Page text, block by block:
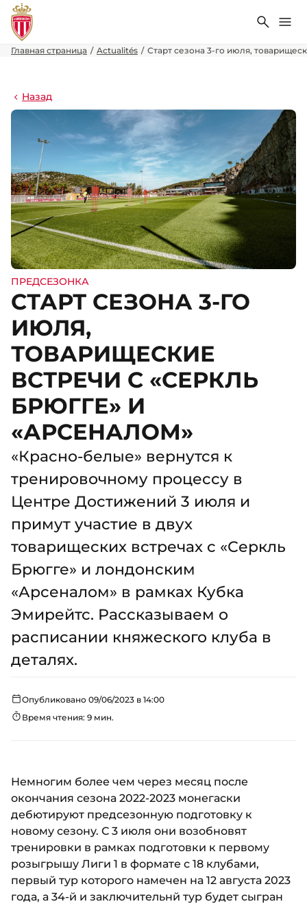
Поиск
Главная страница Actualités Старт сезона 3-го июля,
Назад
ПРЕДСЕЗОНКА
СТАРТ СЕЗОНА 3-ГО
ИЮЛЯ,
ТОВАРИЩЕСКИЕ
ВСТРЕЧИ С «СЕРКЛЬ
БРЮГГЕ» И
«АРСЕНАЛОМ»
«Красно-белые» вернутся к
тренировочному процессу в
Центре Достижений 3 июля и
примут участие в двух
товарищеских встречах с «Серкль
Брюгге» и лондонским
«Арсеналом» в рамках Кубка
Эмирейтс. Рассказываем о
расписании княжеского клуба в
деталях.
Опубликовано 09/06/2023 в 14:00
Время чтения: 9 мин.
Немногим более чем через месяц после
окончания сезона 2022-2023 монегаски
дебютируют предсезонную подготовку к
новому сезону. С 3 июля они возобновят
тренировки в рамках подготовки к первому
розыгрышу Лиги 1 в формате с 18 клубами,
первый тур которого намечен на 12 августа 2023
года, а 34-й и заключительнй тур будет сыгран